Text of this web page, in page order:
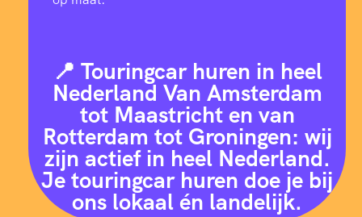
📍 Touringcar huren in heel
Nederland Van Amsterdam
tot Maastricht en van
Rotterdam tot Groningen: wij
zijn actief in heel Nederland.
Je touringcar huren doe je bij
ons lokaal én landelijk.